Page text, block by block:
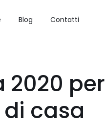
Blog Contatti
2020 per
casa